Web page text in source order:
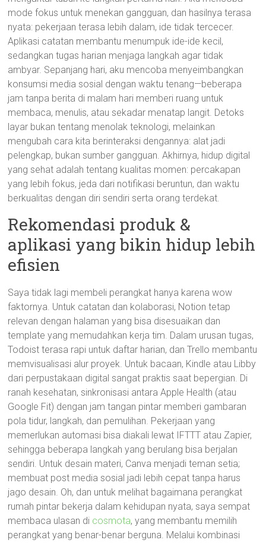
mode fokus untuk menekan gangguan, dan hasilnya terasa
nyata: pekerjaan terasa lebih dalam, ide tidak tercecer.
Aplikasi catatan membantu menumpuk ide-ide kecil,
sedangkan tugas harian menjaga langkah agar tidak
ambyar. Sepanjang hari, aku mencoba menyeimbangkan
konsumsi media sosial dengan waktu tenang—beberapa
jam tanpa berita di malam hari memberi ruang untuk
membaca, menulis, atau sekadar menatap langit. Detoks
layar bukan tentang menolak teknologi, melainkan
mengubah cara kita berinteraksi dengannya: alat jadi
pelengkap, bukan sumber gangguan. Akhirnya, hidup digital
yang sehat adalah tentang kualitas momen: percakapan
yang lebih fokus, jeda dari notifikasi beruntun, dan waktu
berkualitas dengan diri sendiri serta orang terdekat.
Rekomendasi produk &
aplikasi yang bikin hidup lebih
efisien
Saya tidak lagi membeli perangkat hanya karena wow
faktornya. Untuk catatan dan kolaborasi, Notion tetap
relevan dengan halaman yang bisa disesuaikan dan
template yang memudahkan kerja tim. Dalam urusan tugas,
Todoist terasa rapi untuk daftar harian, dan Trello membantu
memvisualisasi alur proyek. Untuk bacaan, Kindle atau Libby
dari perpustakaan digital sangat praktis saat bepergian. Di
ranah kesehatan, sinkronisasi antara Apple Health (atau
Google Fit) dengan jam tangan pintar memberi gambaran
pola tidur, langkah, dan pemulihan. Pekerjaan yang
memerlukan automasi bisa diakali lewat IFTTT atau Zapier,
sehingga beberapa langkah yang berulang bisa berjalan
sendiri. Untuk desain materi, Canva menjadi teman setia;
membuat post media sosial jadi lebih cepat tanpa harus
jago desain. Oh, dan untuk melihat bagaimana perangkat
rumah pintar bekerja dalam kehidupan nyata, saya sempat
membaca ulasan di cosmota, yang membantu memilih
perangkat yang benar-benar berguna. Melalui kombinasi